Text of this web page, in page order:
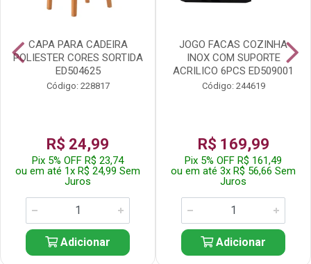
CAPA PARA CADEIRA
POLIESTER CORES SORTIDA
ED504625
Código: 228817
R$ 24,99
Pix 5% OFF R$ 23,74
ou em até 1x R$ 24,99 Sem
Juros
Adicionar
JOGO FACAS COZINHA
INOX COM SUPORTE
ACRILICO 6PCS ED509001
Código: 244619
R$ 169,99
Pix 5% OFF R$ 161,49
ou em até 3x R$ 56,66 Sem
Juros
Adicionar